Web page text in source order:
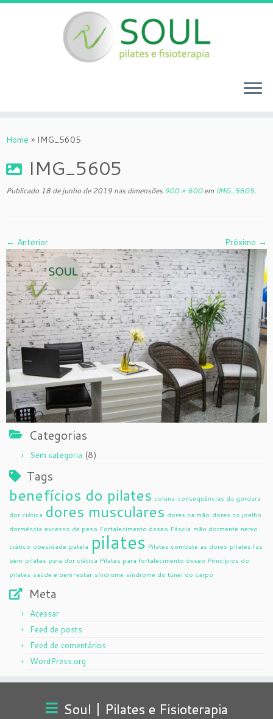
toHome » IMG_5605
IMG_5605
Publicado 18 de junho de 2019 nas dimensões 900 × 600em IMG_5605.
← Anterior Próximo →
Categorias
Sem categoria (8)
Tags
benefícios do pilates coluna consequências da gordura
dor ciática dores musculares dores na mão dores no joelho
dormência excesso de peso Fortalecimento ósseo Fáscia mão dormente nervo
ciático obesidade patela pilates Pilates combate as dores pilates faz
bem pilates para dor ciática Pilates para fortalecimento ósseo Princípios do
pilates saúde e bem-estar síndrome síndrome do túnel do carpo
Meta
Acessar
Feed de posts
Feed de comentários
WordPress.org
Soul | Pilates e Fisioterapia